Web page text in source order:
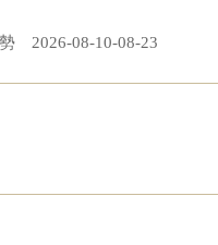
2026-08-10-08-23